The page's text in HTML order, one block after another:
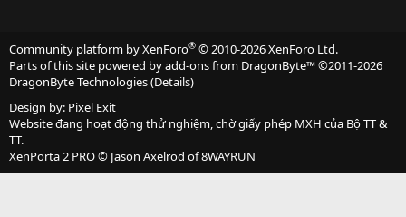
Community platform by XenForo® © 2010-2026 XenForo Ltd.
Parts of this site powered byadd-ons from DragonByte™©2011-2026
DragonByte Technologies(Details)
Design by: Pixel Exit
Website đang hoạt động thử nghiệm, chờ giấy phép MXH của Bộ TT &
TT.
XenPorta 2 PRO© Jason Axelrod of8WAYRUN